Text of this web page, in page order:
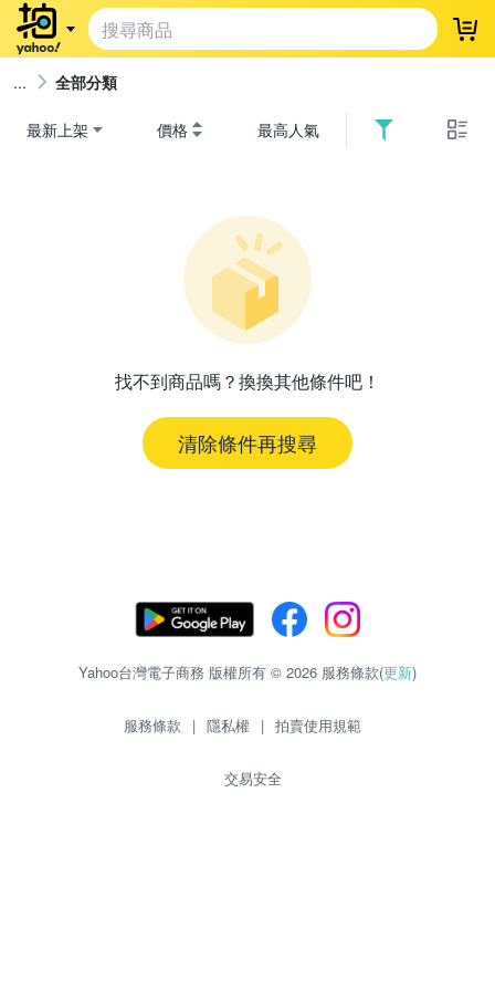
登
全部分類
最新上架 價格 最高人氣
找不到商品嗎？換換其他條件吧！
清除條件再搜尋
Yahoo台灣電子商務 版權所有 © 2026 服務條款(更新)
服務條款 | 隱私權 | 拍賣使用規範
交易安全